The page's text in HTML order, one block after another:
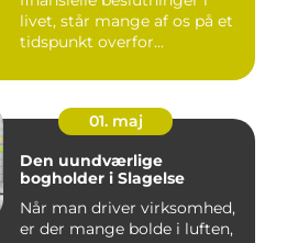
livet, står mange af os på et
tidspunkt overfor...
01. maj
Den uundværlige
bogholder i Slagelse
Når man driver virksomhed,
er der mange bolde i luften,